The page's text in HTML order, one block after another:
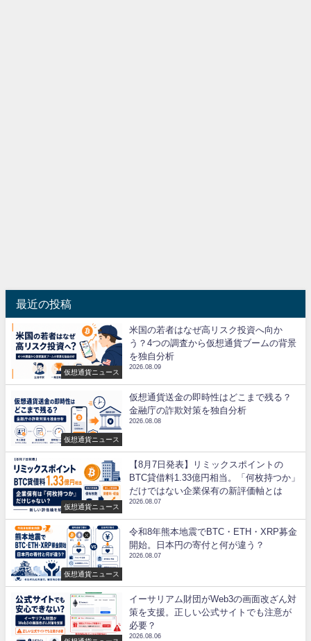
最近の投稿
仮想通貨ニュース
米国の若者はなぜ高リスク投資へ向か
う？4つの調査から仮想通貨ブームの背景
を独自分析
2026.08.09
仮想通貨ニュース
仮想通貨送金の即時性はどこまで残る？
金融庁の詐欺対策を独自分析
2026.08.08
仮想通貨ニュース
【8月7日発表】リミックスポイントの
BTC貸借料1.33億円相当。「何枚持つか」
だけではない企業保有の新評価軸とは
2026.08.07
仮想通貨ニュース
令和8年熊本地震でBTC・ETH・XRP募金
開始。日本円の寄付と何が違う？
2026.08.07
イーサリアム財団がWeb3の画面改ざん対
策を支援。正しい公式サイトでも注意が
必要？
2026.08.06